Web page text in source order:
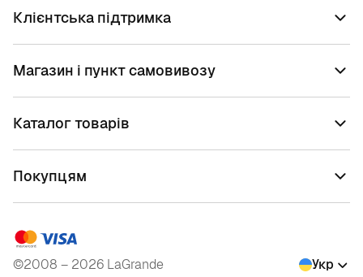
Клієнтська підтримка
Магазин і пункт самовивозу
Каталог товарів
Покупцям
©2008 – 2026 LaGrande Укр